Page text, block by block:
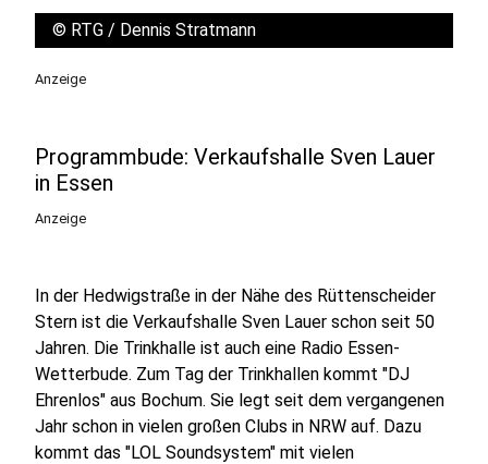
© RTG / Dennis Stratmann
Anzeige
Programmbude: Verkaufshalle Sven Lauer
in Essen
Anzeige
In der Hedwigstraße in der Nähe des Rüttenscheider
Stern ist die Verkaufshalle Sven Lauer schon seit 50
Jahren. Die Trinkhalle ist auch eine Radio Essen-
Wetterbude. Zum Tag der Trinkhallen kommt "DJ
Ehrenlos" aus Bochum. Sie legt seit dem vergangenen
Jahr schon in vielen großen Clubs in NRW auf. Dazu
kommt das "LOL Soundsystem" mit vielen